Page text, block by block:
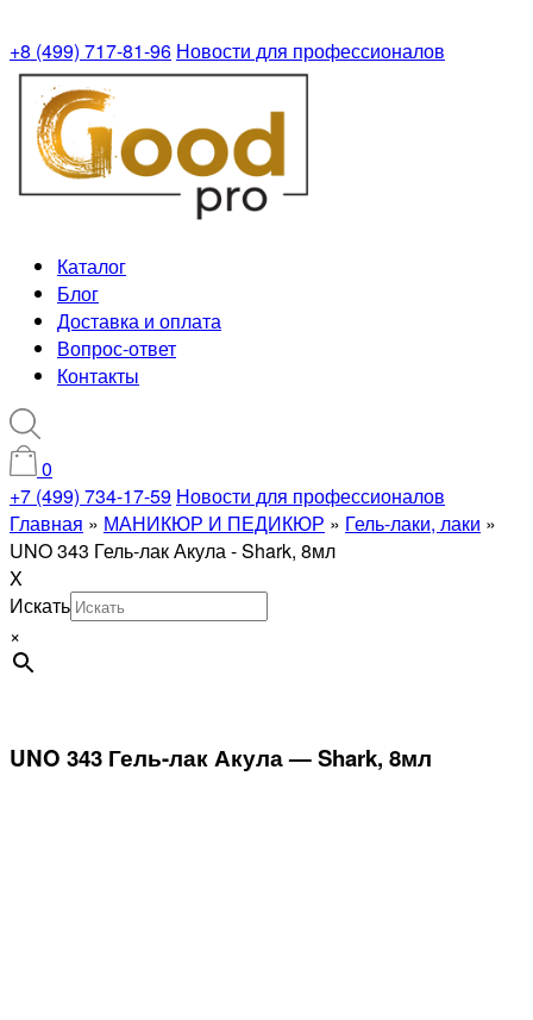
+8 (499) 717-81-96 Новости для профессионалов
Каталог
Блог
Доставка и оплата
Вопрос-ответ
Контакты
0
+7 (499) 734-17-59 Новости для профессионалов
Главная » МАНИКЮР И ПЕДИКЮР » Гель-лаки, лаки »
UNO 343 Гель-лак Акула - Shark, 8мл
X
Искать
×
UNO 343 Гель-лак Акула — Shark, 8мл